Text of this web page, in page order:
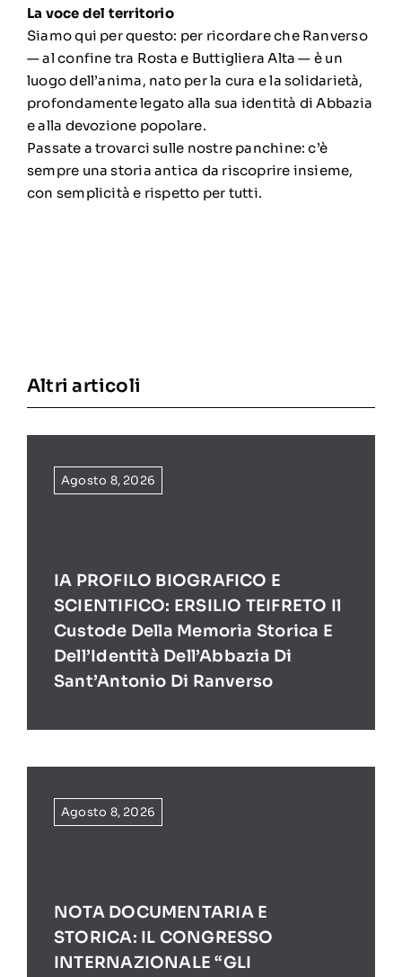
La voce del territorio
Siamo qui per questo: per ricordare che Ranverso
— al confine tra Rosta e Buttigliera Alta — è un
luogo dell’anima, nato per la cura e la solidarietà,
profondamente legato alla sua identità di Abbazia
e alla devozione popolare.
Passate a trovarci sulle nostre panchine: c’è
sempre una storia antica da riscoprire insieme,
con semplicità e rispetto per tutti.
Altri articoli
Agosto 8, 2026
IA PROFILO BIOGRAFICO E
SCIENTIFICO: ERSILIO TEIFRETO Il
Custode Della Memoria Storica E
Dell’Identità Dell’Abbazia Di
Sant’Antonio Di Ranverso
Agosto 8, 2026
NOTA DOCUMENTARIA E
STORICA: IL CONGRESSO
INTERNAZIONALE “GLI